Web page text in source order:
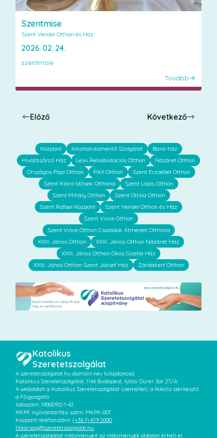
Szentmise
Szent Vendel Otthon és Ház
2026. 02. 24.
szentmise
Tovább
Előző Következő
Központ Alkoholistamentő Szolgálat
Bara-ház
Hivatásőrző Ház
Lelki Rehabilitációs Otthon
Názáret Otthon
Országos Papi Otthon
PAX Otthon
Szent Erzsébet Otthon
Szent Klára Idősek Otthona
Szent Lajos Otthon
Szent Mihály Otthon
Szent Ottilia Otthon
Szent Rafael Központ
Szent Vendel Otthon és Ház
Szent Vince Otthon
Szent Vince Otthon Családok Átmeneti Otthona
XXIII. János Otthon
XXIII. János Otthon Názáret Ház
XXIII. János Otthon Okos Gizella Ház
XXIII. János Otthon Szent József Ház
Zárdakert Otthon
Katolikus
Szeretetszolgálat
A szeretetszolgalat.hu domain név tulajdonosa:
Katolikus Szeretetszolgálat, 1146 Budapest, Ajtósi Dürer Sor 27/A.
A weboldalt a Katolikus Szeretetszolgálat üzemelteti, a felelős szerkesztő
a Főigazgató.
Adószám: 19000912-1-42
MKPK nyilvántartási szám: MKPK-007
Központi telefonszám: (+36 1) 479 2000
titkarsag@szeretetszolgalat.hu
A szeretetszolgálat intézményeit az intézmények oldalon érheti el.